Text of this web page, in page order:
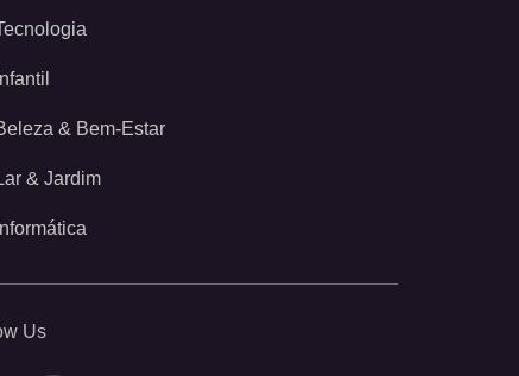
Infantil
& Bem-Estar
& Jardim
Informática
Us